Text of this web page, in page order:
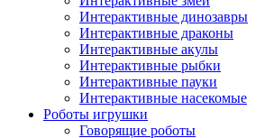
Интерактивные динозавры
Интерактивные драконы
Интерактивные акулы
Интерактивные рыбки
Интерактивные пауки
Интерактивные насекомые
Роботы игрушки
Говорящие роботы